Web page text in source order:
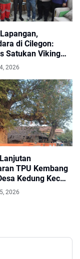
di Cilegon:
Satukan Viking
Demi Nobar
Presiden 2026
2026
TPU Kembang
Kedung Kec
Dari Aspirasi
Mendapat
2026